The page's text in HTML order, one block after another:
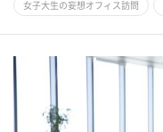
女子大生の妄想オフィス訪問